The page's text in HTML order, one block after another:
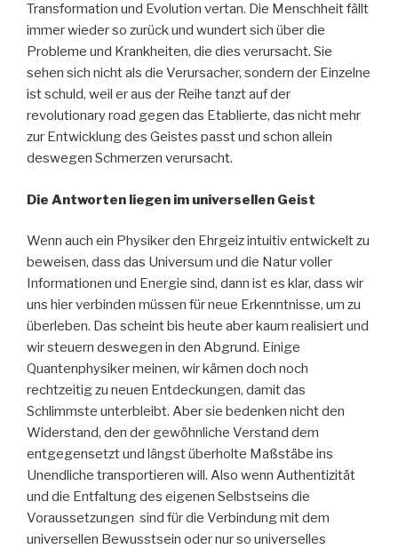
Transformation und Evolution vertan. Die Menschheit fällt
immer wieder so zurück und wundert sich über die
Probleme und Krankheiten, die dies verursacht. Sie
sehen sich nicht als die Verursacher, sondern der Einzelne
ist schuld, weil er aus der Reihe tanzt auf der
revolutionary road gegen das Etablierte, das nicht mehr
zur Entwicklung des Geistes passt und schon allein
deswegen Schmerzen verursacht.
Die Antworten liegen im universellen Geist
Wenn auch ein Physiker den Ehrgeiz intuitiv entwickelt zu
beweisen, dass das Universum und die Natur voller
Informationen und Energie sind, dann ist es klar, dass wir
uns hier verbinden müssen für neue Erkenntnisse, um zu
überleben. Das scheint bis heute aber kaum realisiert und
wir steuern deswegen in den Abgrund. Einige
Quantenphysiker meinen, wir kämen doch noch
rechtzeitig zu neuen Entdeckungen, damit das
Schlimmste unterbleibt. Aber sie bedenken nicht den
Widerstand, den der gewöhnliche Verstand dem
entgegensetzt und längst überholte Maßstäbe ins
Unendliche transportieren will. Also wenn Authentizität
und die Entfaltung des eigenen Selbstseins die
Voraussetzungen sind für die Verbindung mit dem
universellen Bewusstsein oder nur so universelles